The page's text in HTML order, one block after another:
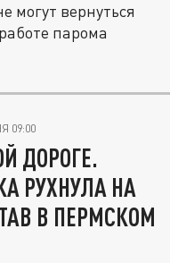
могут вернуться
парома
09:00
ДОРОГЕ.
РУХНУЛА НА
В ПЕРМСКОМ